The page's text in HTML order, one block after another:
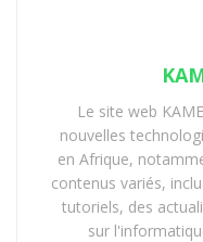
Le site web
nouvelles
en Afrique,
contenus variés,
tutoriels, des
sur